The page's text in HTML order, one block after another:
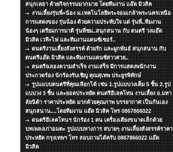
สนุกเหฮา ด้วยกิจกรรมมากมาย โดยทีมงาน แอ๊ด มิวสิค
งานเลี้ยงรุ่นพี่+น้อง ม.เทคโนโลยีพระจอมเกล้าพระนครเหนือ
การแสดงของ รุ่นน้อง ด้วยความประทับใจ แด่ รุ่นพี่..ทีมงาน
น้องๆ เตรียมการมาดี รุ่นพี่ชม..สนุกสนาน กับ ดนตรี วงแอ๊ด
มิวสิค เวที+ไฟ และทีมงานแดนซ์เซอร์..
ดนตรีงานเลี้ยงสังสรรค์ ด้วยรัก และผูกพันธ์ สนุกสนาน กับ
ดนตรีแอ๊ด มิวสิค และทีมงานแดนซ์สาวสวย..
ดนตรีฉลองความสำเร็จ งานเสร็จ มีการแสดงพนักงาน
ประกวดร้อง นักร้องรับเชิญ คุณสุเทพ ประยูรพิทักษ์
รูปแแบบดนตรีที่คุณเลือกได้ เช่น 1.รูปแบบวงเต็ม 5 ชิ้น 2.รูป
แบบวง 3 ชิ้น และยอดประหยัด ดนตรีอีเลคโทน งานเลี้ยง อ.มหา
ลัยนิด้า ราคาประหยัด มากด้วยคุณภาพ บรรยากาศ เป็นกันเอง
สนุกสนาน....โดยทีมงาน แอ๊ด มิวสิค โทร 0867866022
ดนตรีอีเลคโทนฯ นักร้อง 1 คน เครื่องเสียงขนาดเล็กด้วย
บทเพลงเก่าอมตะ รูปแบบทางการ สบายๆ งานเลึ้ยงสังสรรค์ราคา
ประหยัด กรุงเทพฯ โทร สอบถามได้ครับ 0867866022 แอ๊ด
มิวสิค